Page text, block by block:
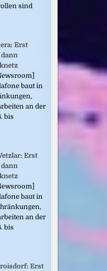
sind
Erst
baut in
an der
bis
Erst
baut in
an der
bis
Erst